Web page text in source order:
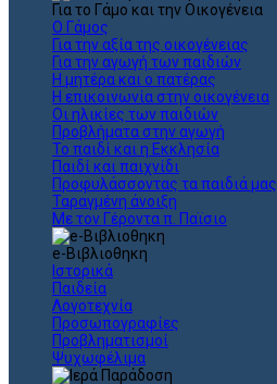
Για το Γάμο και την Οικογένεια
Ο Γάμος
Για την αξία της οικογένειας
Για την αγωγή των παιδιών
Η μητέρα και ο πατέρας
Η επικοινωνία στην οικογένεια
Οι ηλικίες των παιδιών
Προβλήματα στην αγωγή
Το παιδί και η Εκκλησία
Παιδί και παιχνίδι
Προφυλάσσοντας τα παιδιά μας
Ταραγμένη άνοιξη
Με τον Γέροντα π. Παϊσιο
e-Βιβλιοθηκη
Ιστορικά
Παιδεία
Λογοτεχνία
Προσωπογραφίες
Προβληματισμοί
Ψυχωφέλιμα